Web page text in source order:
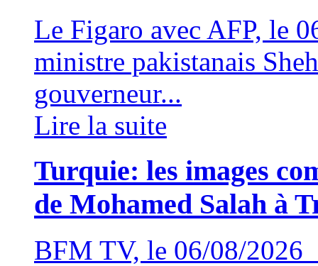
Le Figaro avec AFP,
ministre pakistanais
gouverneur...
Lire la suite
Turquie: les images
de Mohamed Salah à
BFM TV, le 06/08/